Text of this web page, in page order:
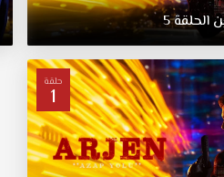
الحلقة5
حلقة
1